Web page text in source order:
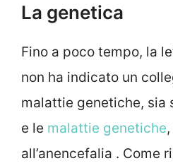
La genetica
Fino a poco tempo, la
non ha indicato un
malattie genetiche, sia
e le malattie genetiche
all’anencefalia . Come